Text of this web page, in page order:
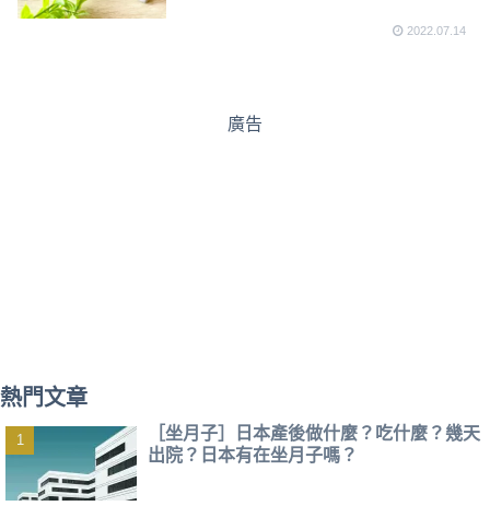
2022.07.14
廣告
熱門文章
［坐月子］日本產後做什麼？吃什麼？幾天
出院？日本有在坐月子嗎？